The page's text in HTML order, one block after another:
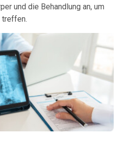
und die Behandlung an, um
treffen.